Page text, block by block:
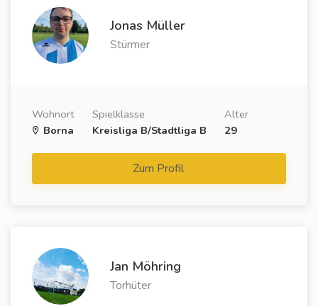
Jonas Müller
Stürmer
Wohnort
Borna
Spielklasse
Kreisliga B/Stadtliga B
Alter
29
Zum Profil
Jan Möhring
Torhüter